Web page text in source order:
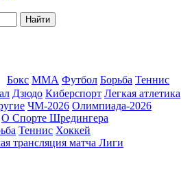
Найти
Бокс ММА Футбол Борьба Теннис
Дзюдо Киберспорт Легкая атлетика
ЧМ-2026 Олимпиада-2026
О Спорте Шредингера
Теннис Хоккей
трансляция матча Лиги